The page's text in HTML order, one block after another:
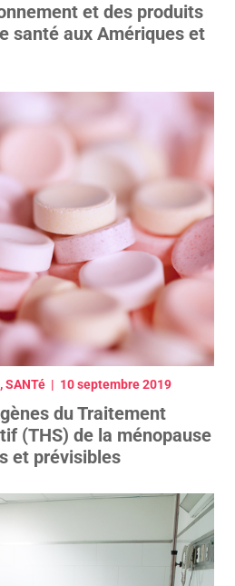
et des produits
santé aux Amériques et
SANTé | 10 septembre 2019
du Traitement
(THS) de la ménopause
et prévisibles